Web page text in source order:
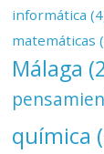
informática
matemáticas
Málaga
química